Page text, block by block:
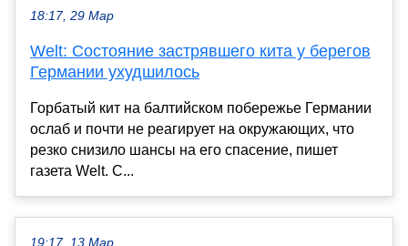
18:17, 29 Мар
Welt: Состояние застрявшего кита у берегов
Германии ухудшилось
Горбатый кит на балтийском побережье Германии
ослаб и почти не реагирует на окружающих, что
резко снизило шансы на его спасение, пишет
газета Welt. С...
19:17, 13 Мар